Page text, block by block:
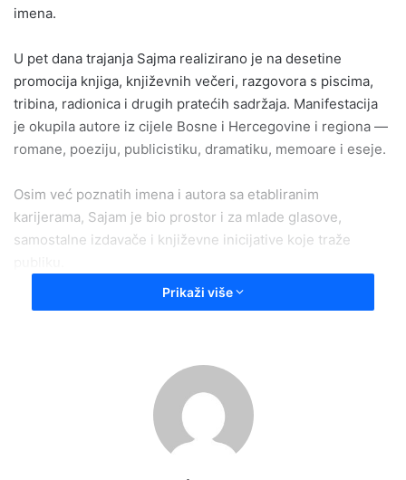
imena.
U pet dana trajanja Sajma realizirano je na desetine
promocija knjiga, književnih večeri, razgovora s piscima,
tribina, radionica i drugih pratećih sadržaja. Manifestacija
je okupila autore iz cijele Bosne i Hercegovine i regiona —
romane, poeziju, publicistiku, dramatiku, memoare i eseje.
Osim već poznatih imena i autora sa etabliranim
karijerama, Sajam je bio prostor i za mlade glasove,
samostalne izdavače i književne inicijative koje traže
Program Sajma je sadržavao i angažovane teme —
za ljubitelje laganijih žanrova.
Posebno bi istaknuli promociju
knjige “Hadžija sa Koševa”
posvećenu
Faruku Hadžibegiću
Prikaži više